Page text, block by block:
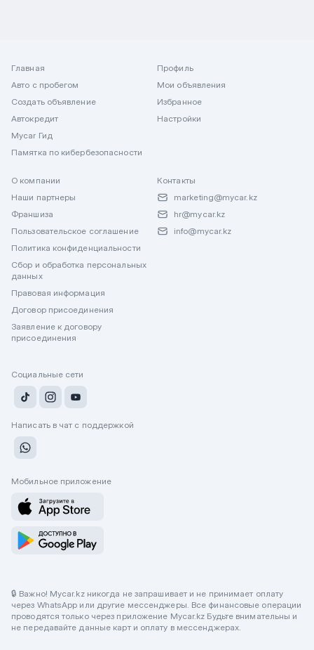
Главная
Авто с пробегом
Создать объявление
Автокредит
Mycar Гид
Памятка по кибербезопасности
Профиль
Мои объявления
Избранное
Настройки
О компании
Наши партнеры
Франшиза
Пользовательское соглашение
Политика конфиденциальности
Сбор и обработка персональных
данных
Правовая информация
Договор присоединения
Заявление к договору
присоединения
Контакты
marketing@mycar.kz
hr@mycar.kz
info@mycar.kz
Социальные сети
Написать в чат с поддержкой
Мобильное приложение
🔒 Важно! Mycar.kz никогда не запрашивает и не принимает оплату
через WhatsApp или другие мессенджеры. Все финансовые операции
проводятся только через приложение Mycar.kz Будьте внимательны и
не передавайте данные карт и оплату в мессенджерах.